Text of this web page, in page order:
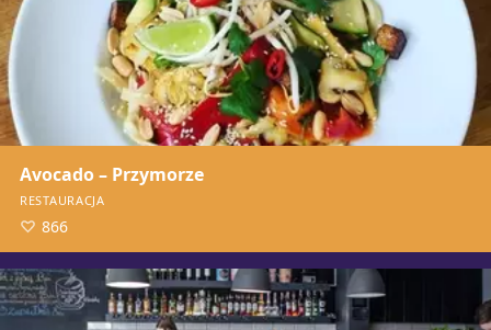
Avocado – Przymorze
RESTAURACJA
866